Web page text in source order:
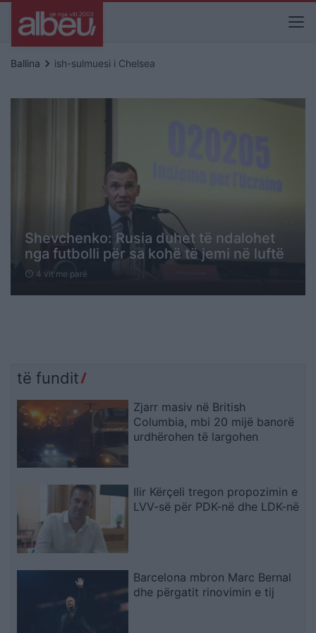
Ballina keyboard_arrow_right ish-sulmuesi i Chelsea
Shevchenko: Rusia duhet të ndalohet
nga futbolli për sa kohë të jemi në luftë
schedule 4 vit me parë
të fundit
Zjarr masiv në British
Columbia, mbi 20 mijë banorë
urdhërohen të largohen
Ilir Kërçeli tregon propozimin e
LVV-së për PDK-në dhe LDK-në
Barcelona mbron Marc Bernal
dhe përgatit rinovimin e tij